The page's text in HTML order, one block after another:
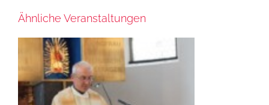
Ähnliche Veranstaltungen